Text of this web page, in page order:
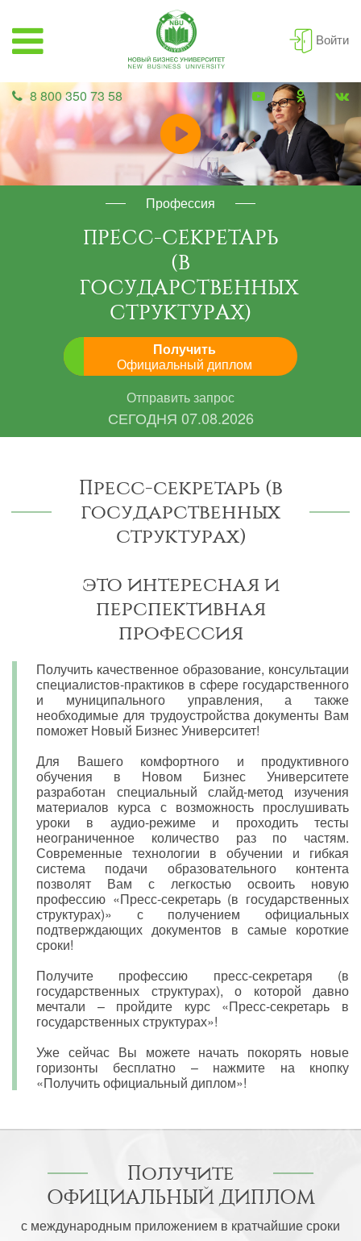
Войти
8 800 350 73 58
Профессия
ПРЕСС-СЕКРЕТАРЬ
(В
ГОСУДАРСТВЕННЫХ
СТРУКТУРАХ)
Получить
Официальный диплом
Отправить запрос
СЕГОДНЯ 07.08.2026
Пресс-секретарь (в
государственных
структурах)
это интересная и
перспективная
профессия
Получить качественное образование, консультации
специалистов-практиков в сфере государственного
и муниципального управления, а также
необходимые для трудоустройства документы Вам
поможет Новый Бизнес Университет!
Для Вашего комфортного и продуктивного
обучения в Новом Бизнес Университете
разработан специальный слайд-метод изучения
материалов курса с возможность прослушивать
уроки в аудио-режиме и проходить тесты
неограниченное количество раз по частям.
Современные технологии в обучении и гибкая
система подачи образовательного контента
позволят Вам с легкостью освоить новую
профессию «Пресс-секретарь (в государственных
структурах)» с получением официальных
подтверждающих документов в самые короткие
сроки!
Получите профессию пресс-секретаря (в
государственных структурах), о которой давно
мечтали – пройдите курс «Пресс-секретарь в
государственных структурах»!
Уже сейчас Вы можете начать покорять новые
горизонты бесплатно – нажмите на кнопку
«Получить официальный диплом»!
Получите
ОФИЦИАЛЬНЫЙ ДИПЛОМ
с международным приложением в кратчайшие сроки